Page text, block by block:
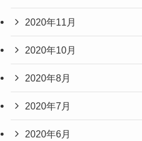
2020年11月
2020年10月
2020年8月
2020年7月
2020年6月